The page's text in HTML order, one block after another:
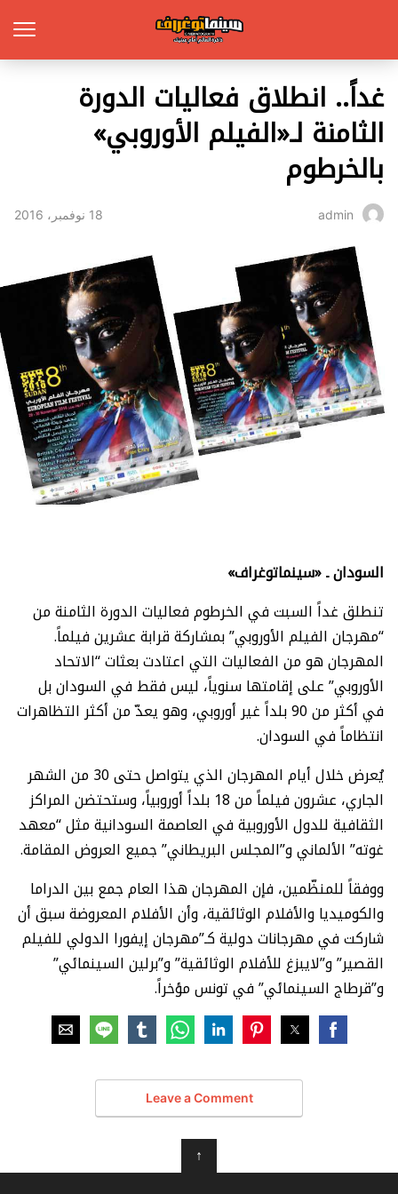
غداً.. انطلاق فعاليات الدورة
الثامنة لـ«الفيلم الأوروبي»
بالخرطوم
admin 18 نوفمبر، 2016
السودان ـ «سينماتوغراف»
تنطلق غداً السبت في الخرطوم فعاليات الدورة الثامنة من
“مهرجان الفيلم الأوروبي” بمشاركة قرابة عشرين فيلماً.
المهرجان هو من الفعاليات التي اعتادت بعثات “الاتحاد
الأوروبي” على إقامتها سنوياً، ليس فقط في السودان بل
في أكثر من 90 بلداً غير أوروبي، وهو يعدّ من أكثر التظاهرات
انتظاماً في السودان.
يُعرض خلال أيام المهرجان الذي يتواصل حتى 30 من الشهر
الجاري، عشرون فيلماً من 18 بلداً أوروبياً، وستحتضن المراكز
الثقافية للدول الأوروبية في العاصمة السودانية مثل “معهد
غوته” الألماني و”المجلس البريطاني” جميع العروض المقامة.
ووفقاً للمنظّمين، فإن المهرجان هذا العام جمع بين الدراما
والكوميديا والأفلام الوثائقية، وأن الأفلام المعروضة سبق أن
شاركت في مهرجانات دولية كـ”مهرجان إيفورا الدولي للفيلم
القصير” و”لايبزغ للأفلام الوثائقية” و”برلين السينمائي”
و”قرطاج السينمائي” في تونس مؤخراً.
Leave a Comment
↑